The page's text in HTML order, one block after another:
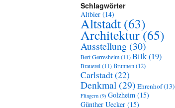
Schlagwörter
Altbier (14)
Altstadt (63)
Architektur(65)
Ausstellung (30)
Bert Gerresheim(11)Bilk(19)
Brauerei(11)Brunnen(12)
Carlstadt(22)
Denkmal (29) Ehrenhof(13)
Flingern (9) Golzheim (15)
Günther Uecker (15)